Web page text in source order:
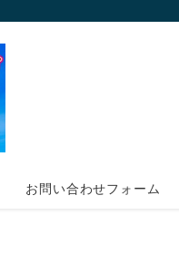
お問い合わせフォーム